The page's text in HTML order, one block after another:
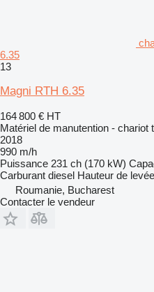
6.35
13
Magni RTH 6.35
164 800 € HT
Matériel de manutention - chariot
2018
990 m/h
Puissance 231 ch (170 kW)
Carburant diesel Hauteur de levée
Roumanie, Bucharest
Contacter le vendeur